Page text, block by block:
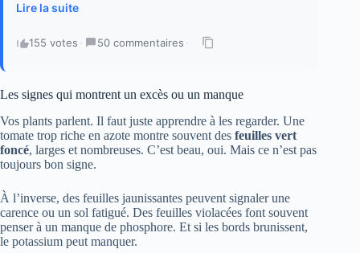
Lire la suite
155 votes · 50 commentaires ·
Les signes qui montrent un excès ou un manque
Vos plants parlent. Il faut juste apprendre à les regarder. Une
tomate trop riche en azote montre souvent des feuilles vert
foncé, larges et nombreuses. C’est beau, oui. Mais ce n’est pas
toujours bon signe.
À l’inverse, des feuilles jaunissantes peuvent signaler une
carence ou un sol fatigué. Des feuilles violacées font souvent
penser à un manque de phosphore. Et si les bords brunissent,
le potassium peut manquer.